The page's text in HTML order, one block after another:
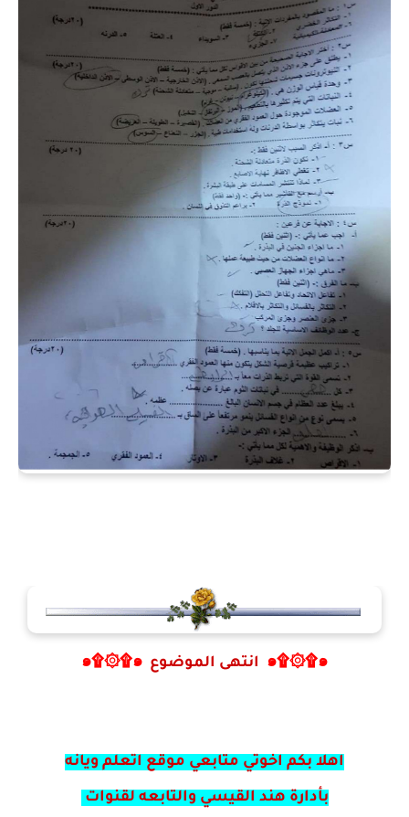
๑۩۞۩๑ انتهى الموضوع ๑۩۞۩๑
اهلا بكم اخوتي متابعي موقع اتعلم ويانه
بأدارة هند القيسي والتابعه لقنوات